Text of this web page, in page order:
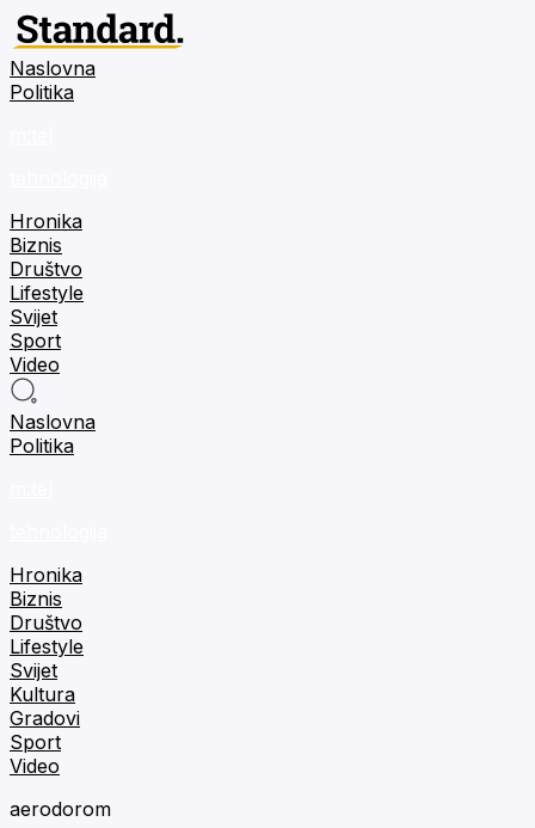
Naslovna
Politika
Hronika
Biznis
Društvo
Lifestyle
Svijet
Sport
Video
Naslovna
Politika
Hronika
Biznis
Društvo
Lifestyle
Svijet
Kultura
Gradovi
Sport
Video
aerodorom